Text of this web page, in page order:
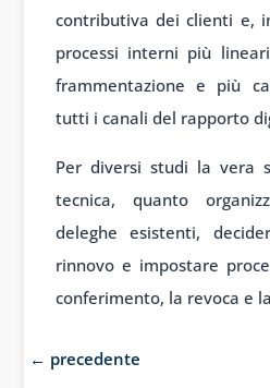
contributiva dei clienti e,
processi interni più
frammentazione e più
tutti i canali del rapporto
Per diversi studi la vera
tecnica, quanto
deleghe esistenti,
rinnovo e impostare
conferimento, la revoca e
← precedente